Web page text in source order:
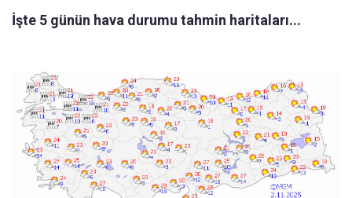
İşte 5 günün hava durumu tahmin haritaları...